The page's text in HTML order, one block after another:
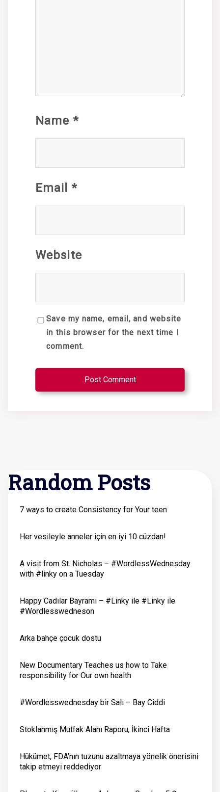
Name *
Email *
Website
Save my name, email, and website
in this browser for the next time I
comment.
Random Posts
7 ways to create Consistency for Your teen
Her vesileyle anneler için en iyi 10 cüzdan!
A visit from St. Nicholas – #WordlessWednesday
with #linky on a Tuesday
Happy Cadılar Bayramı – #Linky ile #Linky ile
#Wordlesswedneson
Arka bahçe çocuk dostu
New Documentary Teaches us how to Take
responsibility for Our own health
#Wordlesswednesday bir Salı – Bay Ciddi
Stoklanmış Mutfak Alanı Raporu, İkinci Hafta
Hükümet, FDA’nın tuzunu azaltmaya yönelik önerisini
takip etmeyi reddediyor